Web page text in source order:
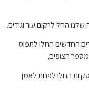
החל לרקום עור וגידים.
החדשים החלו לתפוס
הצופים,
החלו לפנות לאמן